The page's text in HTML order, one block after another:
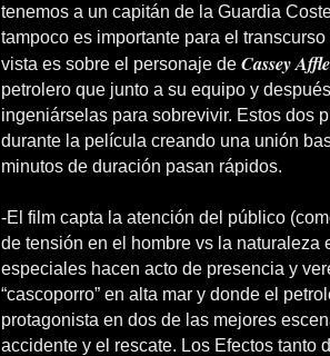
tenemos a un capitán de la Guardia
tampoco es importante para el
vista es sobre el personaje de Cassey
petrolero que junto a su equipo y
ingeniárselas para sobrevivir. Estos dos
durante la película creando una unión
minutos de duración pasan rápidos.
-El film capta la atención del público
de tensión en el hombre vs la naturaleza
especiales hacen acto de presencia y
“cascoporro” en alta mar y donde el
protagonista en dos de las mejores
accidente y el rescate. Los Efectos tanto